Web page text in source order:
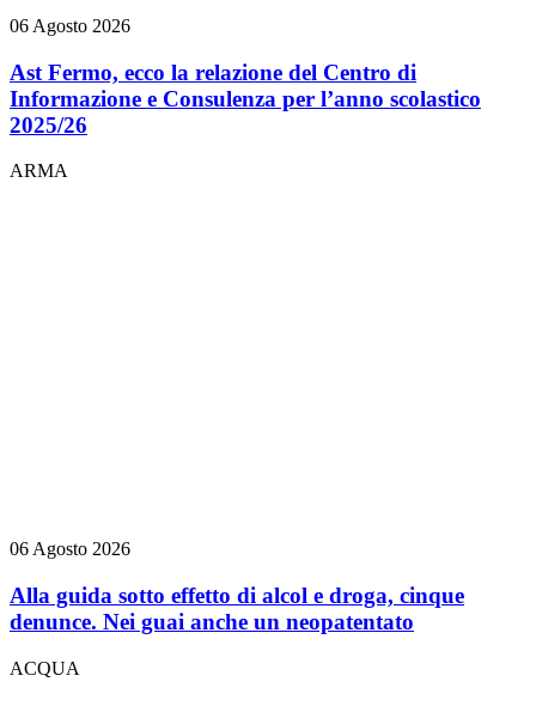
06 Agosto 2026
Ast Fermo, ecco la relazione del Centro di
Informazione e Consulenza per l’anno scolastico
2025/26
ARMA
06 Agosto 2026
Alla guida sotto effetto di alcol e droga, cinque
denunce. Nei guai anche un neopatentato
ACQUA